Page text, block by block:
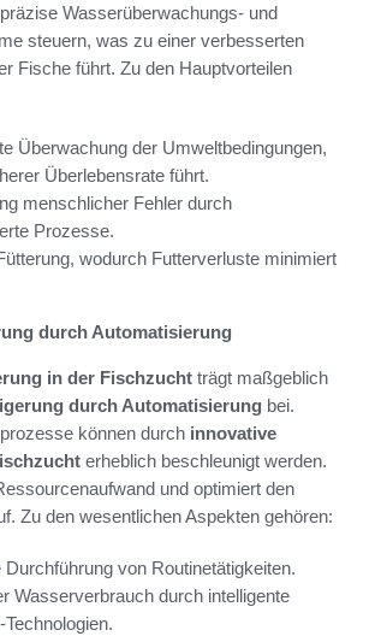
Wasserüberwachungs- und
steuern, was zu einer verbesserten
Fische führt. Zu den Hauptvorteilen
Überwachung der Umweltbedingungen,
Überlebensrate führt.
menschlicher Fehler durch
Prozesse.
wodurch Futterverluste minimiert
durch Automatisierung
in der Fischzucht trägt maßgeblich
durch Automatisierung bei.
können durch innovative
erheblich beschleunigt werden.
und optimiert den
Zu den wesentlichen Aspekten gehören:
Durchführung von Routinetätigkeiten.
Wasserverbrauch durch intelligente